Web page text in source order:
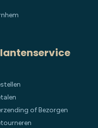
of Bezorgen